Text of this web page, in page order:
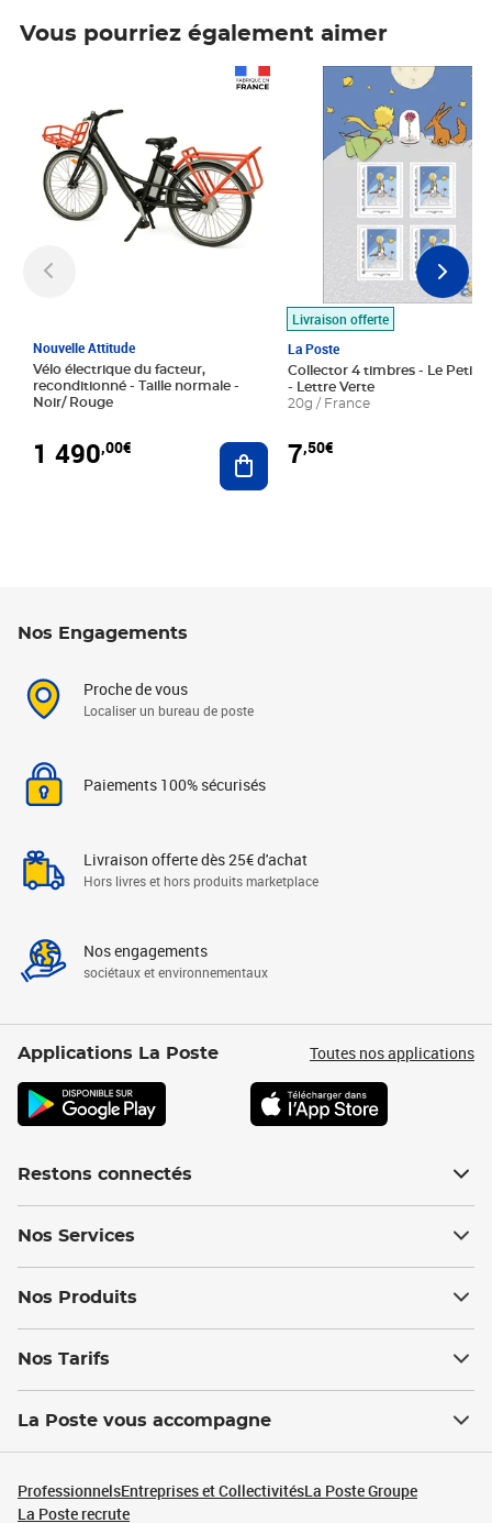
Vous pourriez également aimer
Nouvelle Attitude
Vélo électrique du facteur,
reconditionné - Taille normale -
Noir/ Rouge
1 490,00€ Ajouter au panier
Livraison offerte
La Poste
Collector 4 timbres - Le Petit
- Lettre Verte
20g / France
7,50€
Prix 7,50€
Nos Engagements
Proche de vous
Localiser un bureau de poste
Paiements 100% sécurisés
Livraison offerte dès 25€ d'achat
Hors livres et hors produits marketplace
Nos engagements
sociétaux et environnementaux
Applications La Poste Toutes nos applications
Restons connectés
Nos Services
Nos Produits
Nos Tarifs
La Poste vous accompagne
ProfessionnelsEntreprises et CollectivitésLa Poste Groupe
La Poste recrute